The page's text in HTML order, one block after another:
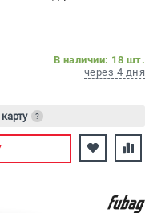
67
В наличии: 18 шт.
через 4 дня
?